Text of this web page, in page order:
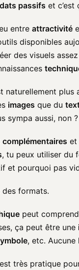
passifs et c’est
entre attractivité
disponibles
des visuels
naturellement plus
images que du
sympa aussi, non ?
complémentaires et
, tu peux utiliser du
et pourquoi pas
des formats.
peut
ça peut être une
, etc. Aucune
est très pratique